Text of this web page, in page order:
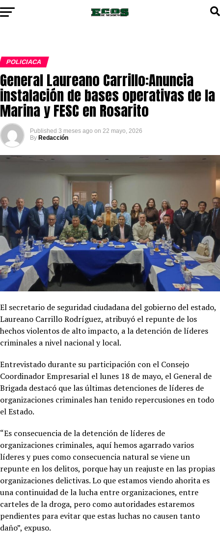
POLICIACA
General Laureano Carrillo:Anuncia
instalación de bases operativas de la
Marina y FESC en Rosarito
Published 3 meses ago on 22 mayo, 2026
By Redacción
El secretario de seguridad ciudadana del gobierno del estado,
Laureano Carrillo Rodríguez, atribuyó el repunte de los
hechos violentos de alto impacto, a la detención de líderes
criminales a nivel nacional y local.
Entrevistado durante su participación con el Consejo
Coordinador Empresarial el lunes 18 de mayo, el General de
Brigada destacó que las últimas detenciones de líderes de
organizaciones criminales han tenido repercusiones en todo
el Estado.
“Es consecuencia de la detención de líderes de
organizaciones criminales, aquí hemos agarrado varios
líderes y pues como consecuencia natural se viene un
repunte en los delitos, porque hay un reajuste en las propias
organizaciones delictivas. Lo que estamos viendo ahorita es
una continuidad de la lucha entre organizaciones, entre
carteles de la droga, pero como autoridades estaremos
pendientes para evitar que estas luchas no causen tanto
daño”, expuso.